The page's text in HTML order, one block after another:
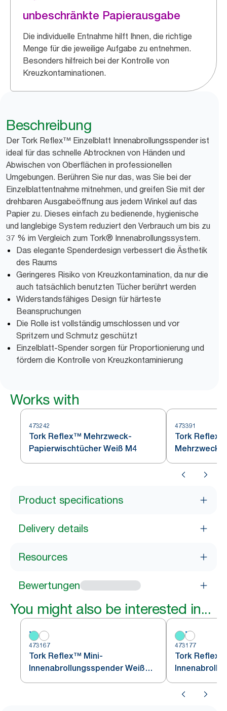
unbeschränkte Papierausgabe
Die individuelle Entnahme hilft Ihnen, die richtige
Menge für die jeweilige Aufgabe zu entnehmen.
Besonders hilfreich bei der Kontrolle von
Kreuzkontaminationen.
Beschreibung
Der Tork Reflex™ Einzelblatt Innenabrollungsspender ist
ideal für das schnelle Abtrocknen von Händen und
Abwischen von Oberflächen in professionellen
Umgebungen. Berühren Sie nur das, was Sie bei der
Einzelblattentnahme mitnehmen, und greifen Sie mit der
drehbaren Ausgabeöffnung aus jedem Winkel auf das
Papier zu. Dieses einfach zu bedienende, hygienische
und langlebige System reduziert den Verbrauch um bis zu
37 % im Vergleich zum Tork® Innenabrollungssystem.
Das elegante Spenderdesign verbessert die Ästhetik
des Raums
Geringeres Risiko von Kreuzkontamination, da nur die
auch tatsächlich benutzten Tücher berührt werden
Widerstandsfähiges Design für härteste
Beanspruchungen
Die Rolle ist vollständig umschlossen und vor
Spritzern und Schmutz geschützt
Einzelblatt-Spender sorgen für Proportionierung und
fördern die Kontrolle von Kreuzkontaminierung
Works with
473242
Tork Reflex™ Mehrzweck-
Papierwischtücher Weiß M4
473391
Tork
Mehrzweck-
Blau M4
Product specifications
Delivery details
Resources
Bewertungen
You might also be interested in...
473167
Tork Reflex™ Mini-
Innenabrollungsspender Weiß
und Türkis M3
473177
Tork
M3